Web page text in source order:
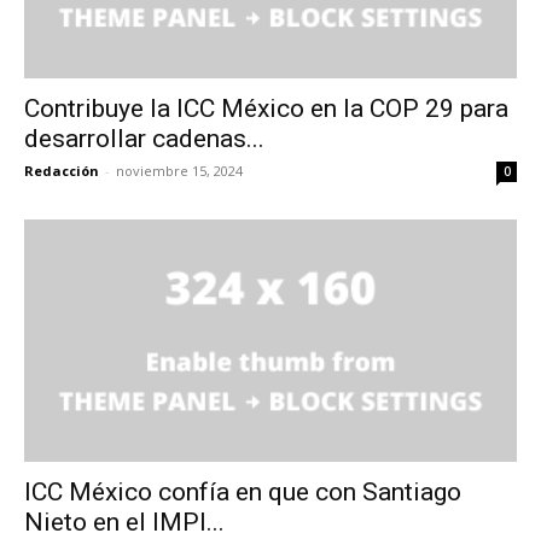
Contribuye la ICC México en la COP 29 para
desarrollar cadenas...
Redacción - noviembre 15, 2024 0
ICC México confía en que con Santiago
Nieto en el IMPI...